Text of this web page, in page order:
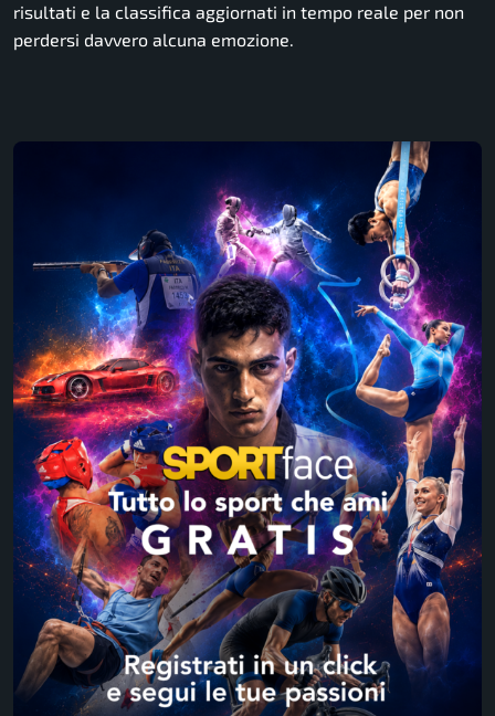
risultati e la classifica aggiornati in tempo reale per non
perdersi davvero alcuna emozione.